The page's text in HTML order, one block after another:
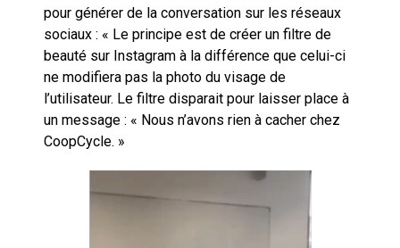
pour générer de la conversation sur les réseaux
sociaux : « Le principe est de créer un filtre de
beauté sur Instagram à la différence que celui-ci
ne modifiera pas la photo du visage de
l’utilisateur. Le filtre disparait pour laisser place à
un message : « Nous n’avons rien à cacher chez
CoopCycle. »